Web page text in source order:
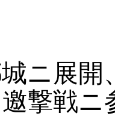
展開
撃戦ニ